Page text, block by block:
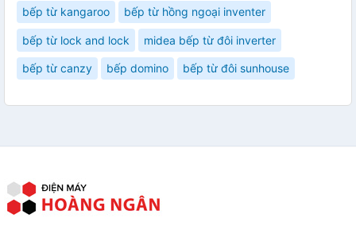
bếp từ kangaroo bếp từ hồng ngoại inventer
bếp từ lock and lock midea bếp từ đôi inverter
bếp từ canzy bếp domino bếp từ đôi sunhouse